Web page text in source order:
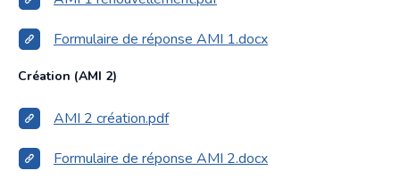
Formulaire de réponse AMI 1.docx
Création (AMI 2)
AMI 2 création.pdf
Formulaire de réponse AMI 2.docx